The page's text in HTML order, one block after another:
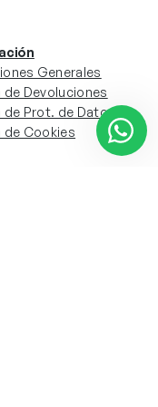
Generales
de Devoluciones
de Prot. de Datos
de Cookies